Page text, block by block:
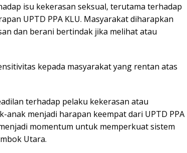
isu kekerasan seksual, terutama terhadap
UPTD PPA KLU. Masyarakat diharapkan
dan berani bertindak jika melihat atau
kepada masyarakat yang rentan atas
terhadap pelaku kekerasan atau
anak menjadi harapan keempat dari UPTD PPA
momentum untuk memperkuat sistem
Utara.